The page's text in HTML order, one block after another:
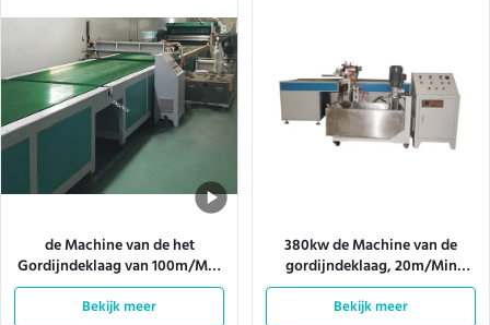
de Machine van de het
Gordijndeklaag van 100m/Min
380v het Pneumatische
Vervoeren In vier fasen
Bekijk meer
380kw de Machine van de
gordijndeklaag, 20m/Min
Desktop Shower Coater
Bekijk meer